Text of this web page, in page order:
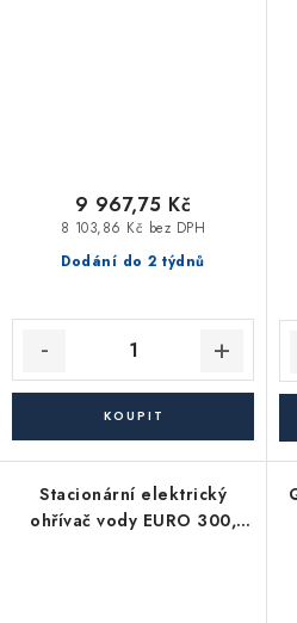
Dodání do 2 týdnů
8 103,86 Kč bez DPH
9 967,75 Kč
Stacionární elektrický
ohřívač vody EURO 300,